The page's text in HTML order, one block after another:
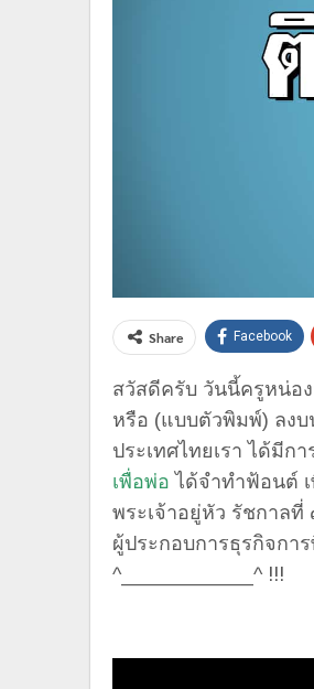
Share Facebook
สวัสดีครับ วันนี้ครูหน่อ
หรือ (แบบตัวพิมพ์) ลง
ประเทศไทยเรา ได้มีก
เพื่อพ่อ ได้จำทำฟ้อนต์
พระเจ้าอยู่หัว รัชกาล
ผู้ประกอบการธุรกิจกา
^____________^ !!!